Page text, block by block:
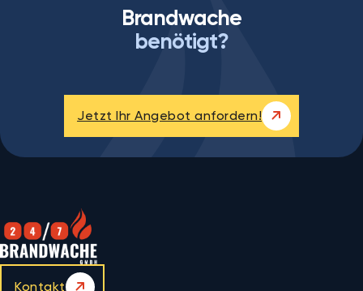
Brandwache
benötigt?
Jetzt Ihr Angebot anfordern!
Kontakt